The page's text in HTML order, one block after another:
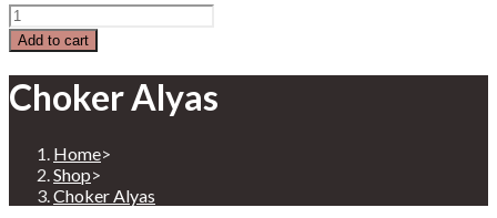
Choker
Alyas
quantity
Add to cart
Choker Alyas
Home>
Shop>
Choker Alyas